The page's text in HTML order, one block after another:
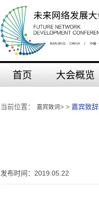
首页 大会概览
当前位置： 嘉宾致词> > 嘉宾致辞
发布时间：2019.05.22